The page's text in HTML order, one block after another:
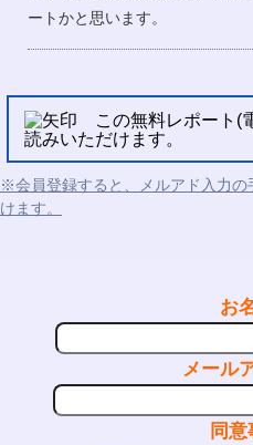
ートかと思います。
この無料レポート(
読みいただけます。
※会員登録すると、メルアド入力
けます。
お
メール
同